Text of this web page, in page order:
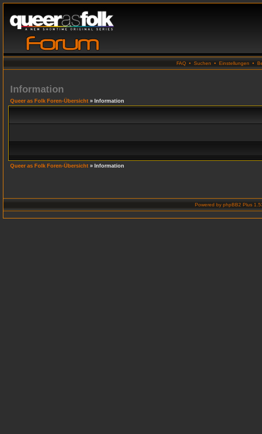
FAQ • Suchen • Einstellungen •
Information
Queer as Folk Foren-Übersicht » Information
Queer as Folk Foren-Übersicht » Information
Powered by phpBB2 Plus